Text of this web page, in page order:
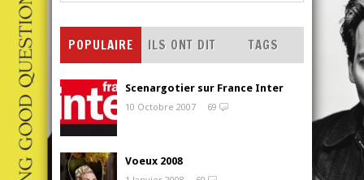
POPULAIRE ILS ONT DIT TAGS
Scenargotier sur France Inter
10 Octobre 2007
69
Voeux 2008